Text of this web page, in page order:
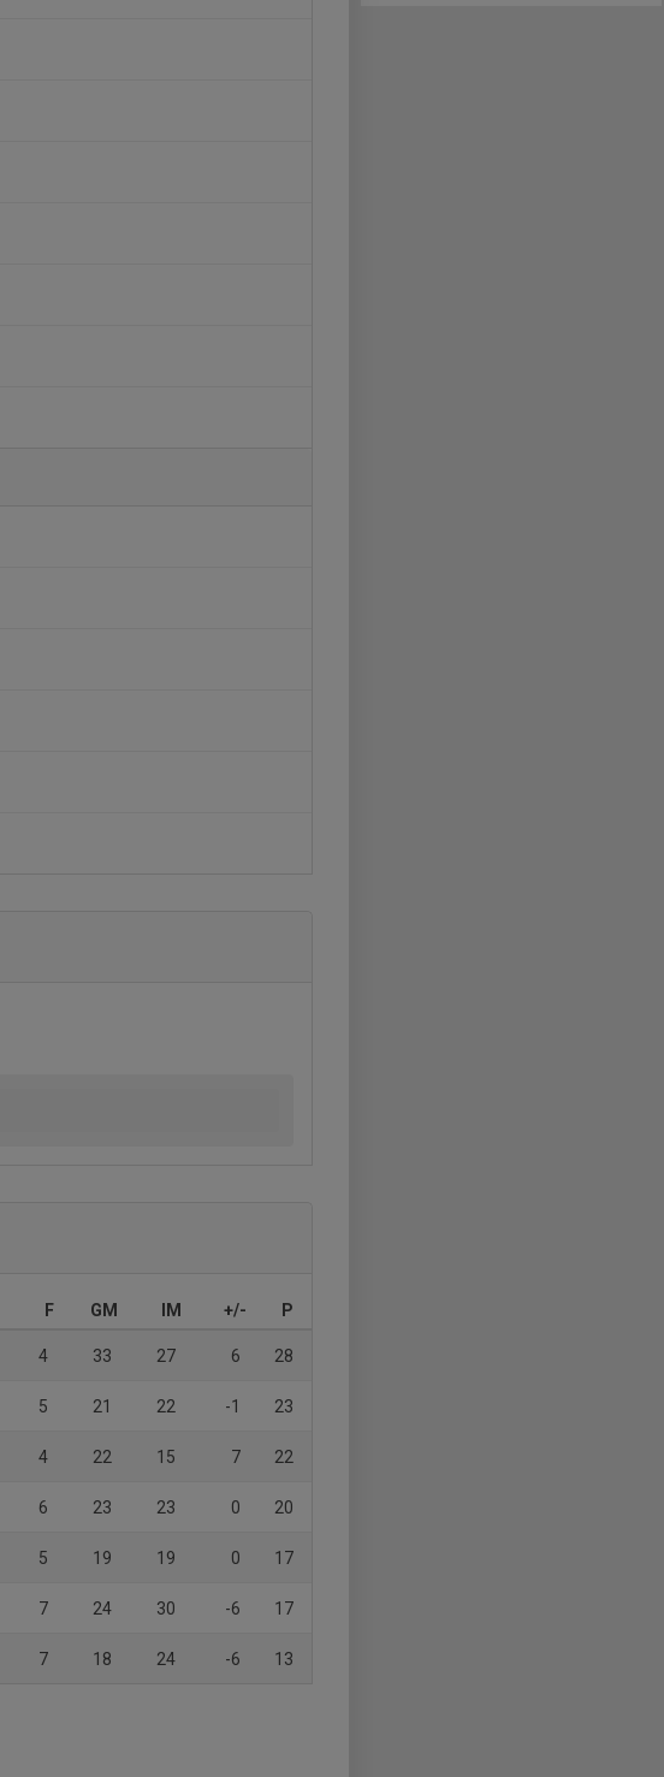
F GM IM +/- P
4 33 27 6 28
5 21 22 -1 23
4 22 15 7 22
6 23 23 0 20
5 19 19 0 17
7 24 30 -6 17
7 18 24 -6 13